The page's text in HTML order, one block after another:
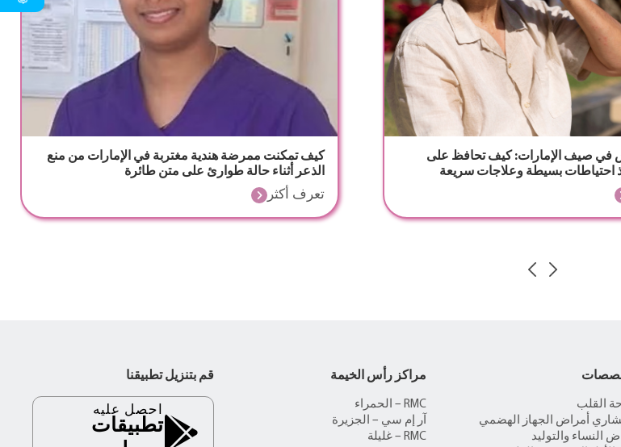
كيف تمكنت ممرضة هندية مغتربة في الإمارات من منع
الذعر أثناء حالة طوارئ على متن طائرة
تعرف أكثر
في صيف الإمارات: كيف تحافظ على
احتياطات بسيطة وعلاجات سريعة
القلب
أمراض الجهاز الهضمي
النساء والتوليد
مراكز رأس الخيمة
RMC – الحمراء
آر إم سي – الجزيرة
RMC – غليلة
قم بتنزيل تطبيقنا
احصل عليه
تطبيقات